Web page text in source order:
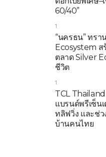
60/40”
1
“นครธน” ทร
Ecosystem ส
ตลาด Silver
ชีวิต
1
TCL
แบรนด์พรีเซ็น
ทลิฟวิ่ง และช่
บ้านคนไทย